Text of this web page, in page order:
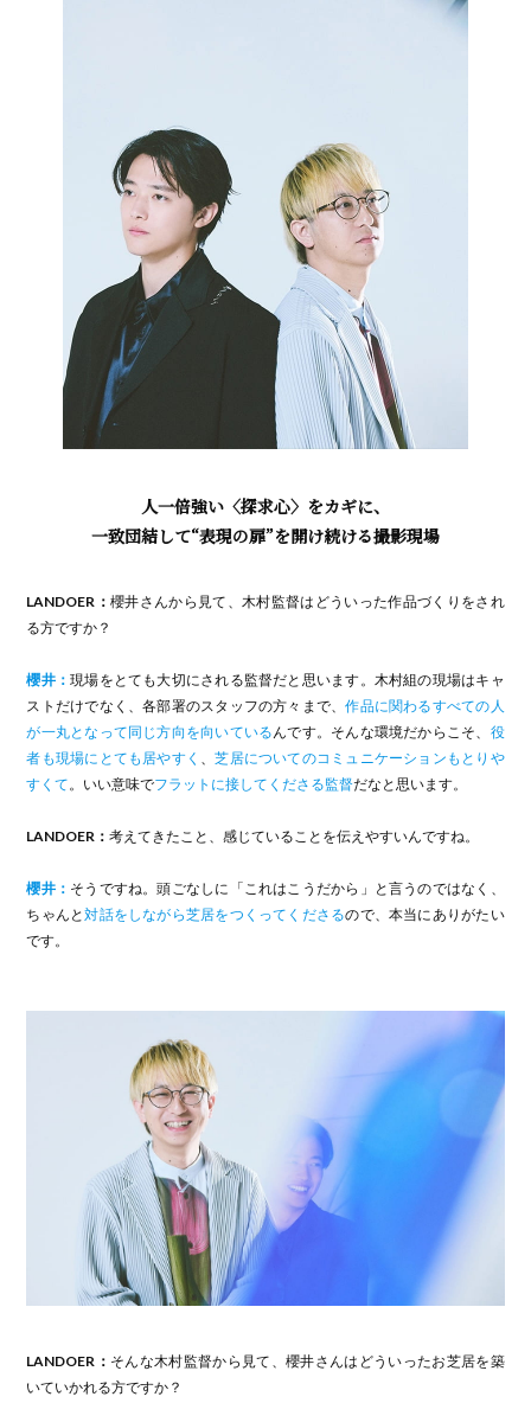
人一倍強い〈探求心〉をカギに、
一致団結して“表現の扉”を開け続ける撮影現場
LANDOER：櫻井さんから見て、木村監督はどういった作品づくりをされ
る方ですか？
櫻井：現場をとても大切にされる監督だと思います。木村組の現場はキャ
ストだけでなく、各部署のスタッフの方々まで、作品に関わるすべての人
が一丸となって同じ方向を向いている んです。そんな環境だからこそ、 役
者も現場にとても居やすく
、芝居についてのコミュニケーションもとりや
すくて 。いい意味でフラットに接してくださる監督だなと思います。
LANDOER：考えてきたこと、感じていることを伝えやすいんですね。
櫻井： そうですね。頭ごなしに「これはこうだから」と言うのではなく、
ちゃんと対話をしながら芝居をつくってくださるので、本当にありがたい
です。
LANDOER： そんな木村監督から見て、櫻井さんはどういったお芝居を築
いていかれる方ですか？